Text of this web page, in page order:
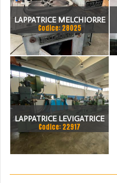
LAPPATRICE MELCHIORRE
Codice: 28025
LAPPATRICE LEVIGATRICE
10000MM X 300MM
Codice: 22917